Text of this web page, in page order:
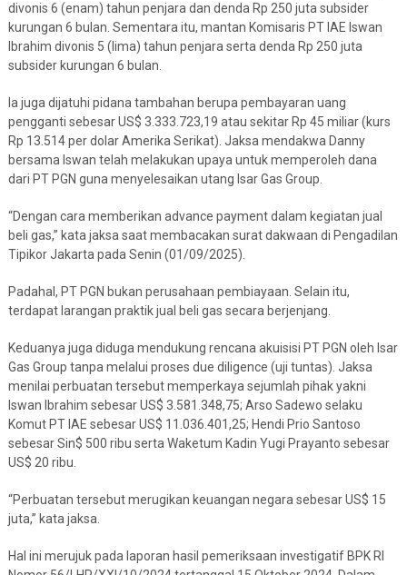
divonis 6 (enam) tahun penjara dan denda Rp 250 juta subsider
kurungan 6 bulan. Sementara itu, mantan Komisaris PT IAE Iswan
Ibrahim divonis 5 (lima) tahun penjara serta denda Rp 250 juta
subsider kurungan 6 bulan.
Ia juga dijatuhi pidana tambahan berupa pembayaran uang
pengganti sebesar US$ 3.333.723,19 atau sekitar Rp 45 miliar (kurs
Rp 13.514 per dolar Amerika Serikat). Jaksa mendakwa Danny
bersama Iswan telah melakukan upaya untuk memperoleh dana
dari PT PGN guna menyelesaikan utang Isar Gas Group.
“Dengan cara memberikan advance payment dalam kegiatan jual
beli gas,” kata jaksa saat membacakan surat dakwaan di Pengadilan
Tipikor Jakarta pada Senin (01/09/2025).
Padahal, PT PGN bukan perusahaan pembiayaan. Selain itu,
terdapat larangan praktik jual beli gas secara berjenjang.
Keduanya juga diduga mendukung rencana akuisisi PT PGN oleh Isar
Gas Group tanpa melalui proses due diligence (uji tuntas). Jaksa
menilai perbuatan tersebut memperkaya sejumlah pihak yakni
Iswan Ibrahim sebesar US$ 3.581.348,75; Arso Sadewo selaku
Komut PT IAE sebesar US$ 11.036.401,25; Hendi Prio Santoso
sebesar Sin$ 500 ribu serta Waketum Kadin Yugi Prayanto sebesar
US$ 20 ribu.
“Perbuatan tersebut merugikan keuangan negara sebesar US$ 15
juta,” kata jaksa.
Hal ini merujuk pada laporan hasil pemeriksaan investigatif BPK RI